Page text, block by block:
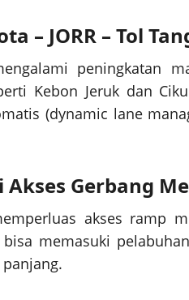
– JORR – Tol
peningkatan
Kebon Jeruk dan
(dynamic lane
Akses Gerbang
akses ramp
memasuki